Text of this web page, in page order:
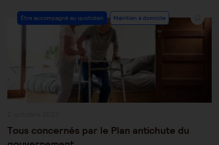
Post
Category:
Être accompagné au quotidien Maintien à domicile
Tous concernés par le Plan antichute du